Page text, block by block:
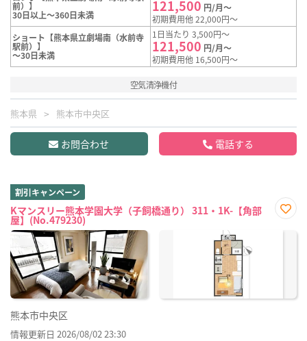
前）】
30日以上～360日未満
121,500 円/月～
初期費用他 22,000円～
ショート【熊本県立劇場南（水前寺
駅前）】
～30日未満
1日当たり 3,500円～
121,500 円/月～
初期費用他 16,500円～
空気清浄機付
熊本県 熊本市中央区
お問合わせ 電話する
割引キャンペーン
Kマンスリー熊本学園大学（子飼橋通り） 311・1K-【角部
屋】(No.479230)
に入
熊本市中央区
情報更新日 2026/08/02 23:30